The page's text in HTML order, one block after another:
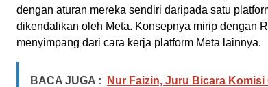
dengan aturan mereka sendiri daripada satu
dikendalikan oleh Meta. Konsepnya mirip dengan
menyimpang dari cara kerja platform Meta lainnya.
BACA JUGA :
Nur Faizin, Juru Bicara Komisi